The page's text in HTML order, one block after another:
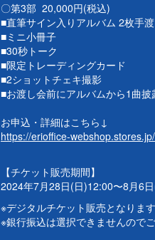
〇第3部 20,000円(税込)
■直筆サイン入りアルバム 2枚手
■ミニ小冊子
■30秒トーク
■限定トレーディングカード
■2ショットチェキ撮影
■お渡し会前にアルバムから1曲披
お申込・詳細はこちら↓
https://erioffice-webshop.stores.jp/
【チケット販売期間】
2024年7月28日(日)12:00〜8月6
※デジタルチケット販売となります
※銀行振込は選択できませんので